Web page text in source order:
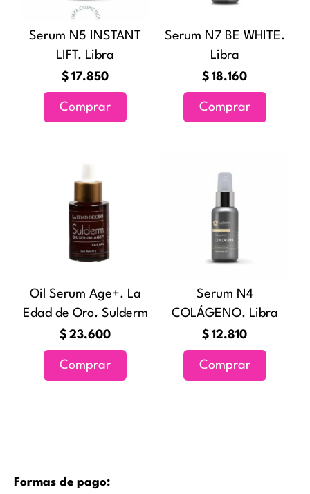
Serum N5 INSTANT
LIFT. Libra
$ 17.850
Comprar
Serum N7 BE WHITE.
Libra
$ 18.160
Comprar
Oil Serum Age+. La
Edad de Oro. Sulderm
$ 23.600
Comprar
Serum N4
COLÁGENO. Libra
$ 12.810
Comprar
Formas de pago: